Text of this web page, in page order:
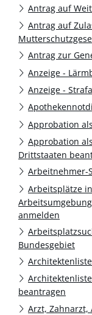
Antrag auf
Antrag auf
Antrag zur
Anzeige -
Anzeige -
Approbation
Approbation
Drittstaaten
Arbeitnehmer-
Arbeitsplätze
anmelden
Bundesgebiet
beantragen
Arzt, Zahnarzt,